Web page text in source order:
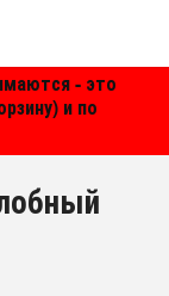
- это
и по